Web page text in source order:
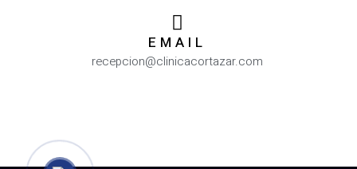
EMAIL
recepcion@clinicacortazar.com